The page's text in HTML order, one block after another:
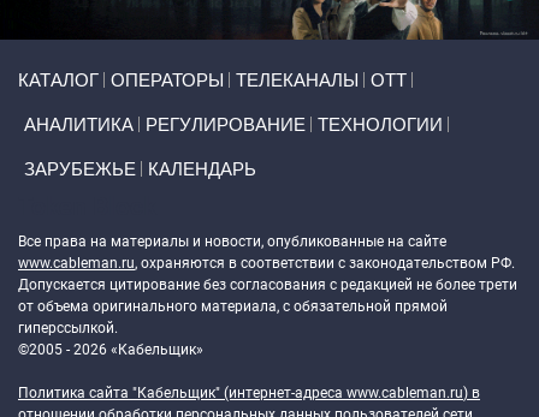
КАТАЛОГ ОПЕРАТОРЫ ТЕЛЕКАНАЛЫ ОТТ
АНАЛИТИКА РЕГУЛИРОВАНИЕ ТЕХНОЛОГИИ
ЗАРУБЕЖЬЕ КАЛЕНДАРЬ
Все права на материалы и новости, опубликованные на сайте
www.cableman.ru, охраняются в соответствии с законодательством РФ.
Допускается цитирование без согласования с редакцией не более трети
от объема оригинального материала, с обязательной прямой
гиперссылкой.
©2005 - 2026 «Кабельщик»
Политика сайта "Кабельщик" (интернет-адреса www.cableman.ru) в